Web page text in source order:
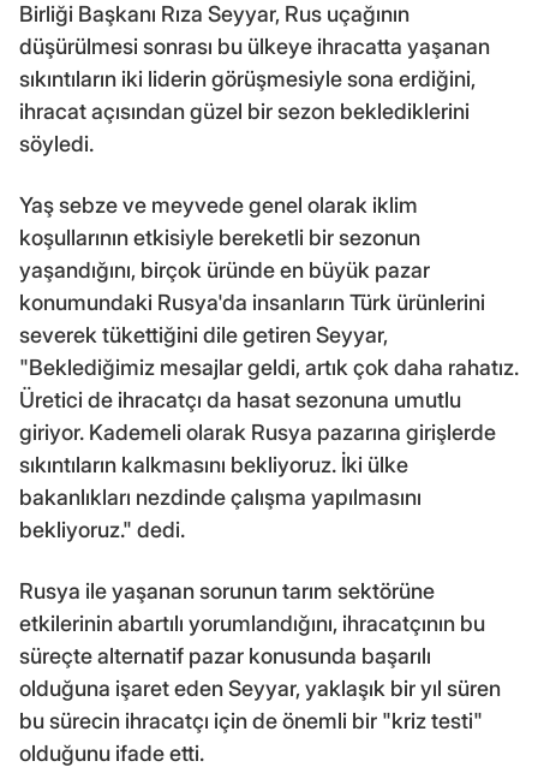
Birliği Başkanı Rıza Seyyar, Rus uçağının
düşürülmesi sonrası bu ülkeye ihracatta yaşanan
sıkıntıların iki liderin görüşmesiyle sona erdiğini,
ihracat açısından güzel bir sezon beklediklerini
söyledi.
Yaş sebze ve meyvede genel olarak iklim
koşullarının etkisiyle bereketli bir sezonun
yaşandığını, birçok üründe en büyük pazar
konumundaki Rusya'da insanların Türk ürünlerini
severek tükettiğini dile getiren Seyyar,
"Beklediğimiz mesajlar geldi, artık çok daha rahatız.
Üretici de ihracatçı da hasat sezonuna umutlu
giriyor. Kademeli olarak Rusya pazarına girişlerde
sıkıntıların kalkmasını bekliyoruz. İki ülke
bakanlıkları nezdinde çalışma yapılmasını
bekliyoruz." dedi.
Rusya ile yaşanan sorunun tarım sektörüne
etkilerinin abartılı yorumlandığını, ihracatçının bu
süreçte alternatif pazar konusunda başarılı
olduğuna işaret eden Seyyar, yaklaşık bir yıl süren
bu sürecin ihracatçı için de önemli bir "kriz testi"
olduğunu ifade etti.